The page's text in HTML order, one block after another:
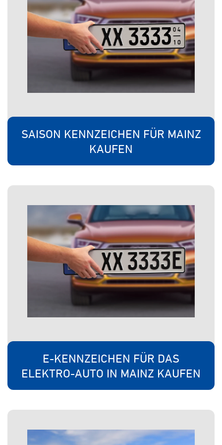
SAISON KENNZEICHEN FÜR MAINZ
KAUFEN
E-KENNZEICHEN FÜR DAS
ELEKTRO-AUTO IN MAINZ KAUFEN